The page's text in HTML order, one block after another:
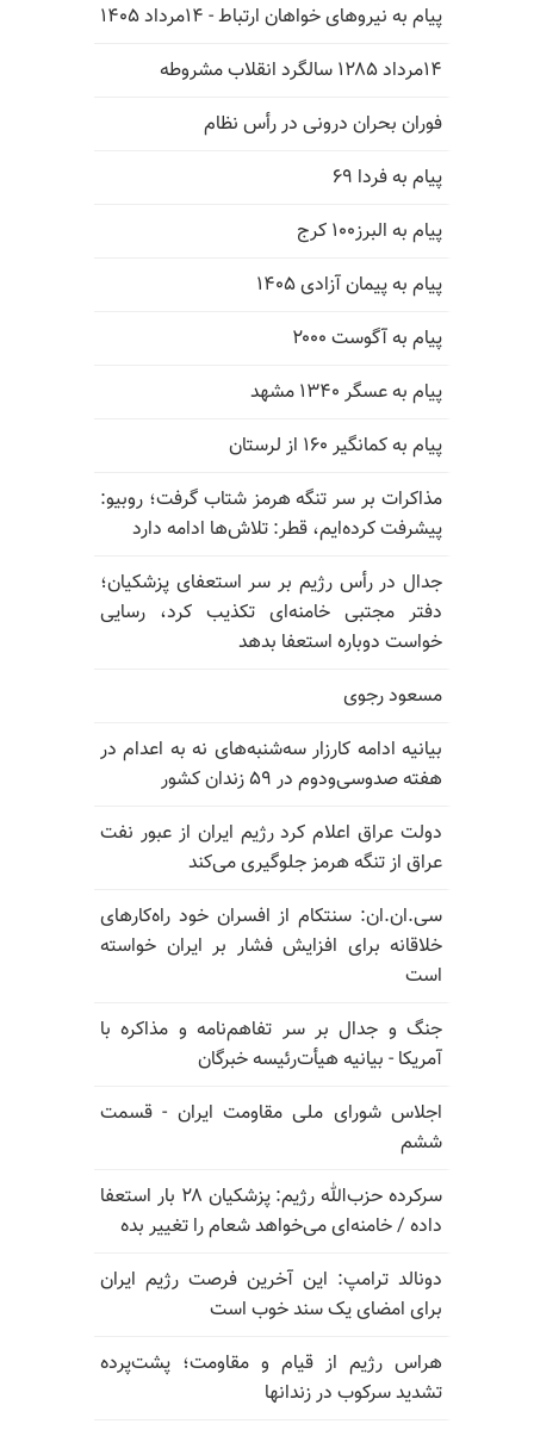
پیام به نیروهای خواهان ارتباط - ۱۴مرداد ۱۴۰۵
۱۴مرداد ۱۲۸۵ سالگرد انقلاب مشروطه
فوران بحران درونی در رأس نظام
پیام به فردا ۶۹
پیام به البرز۱۰۰ کرج
پیام به پیمان آزادی ۱۴۰۵
پیام به آگوست ۲۰۰۰
پیام به عسگر ۱۳۴۰ مشهد
پیام به کمانگیر ۱۶۰ از لرستان
مذاکرات بر سر تنگه هرمز شتاب گرفت؛ روبیو:
پیشرفت کرده‌ایم، قطر: تلاش‌ها ادامه دارد
جدال در رأس رژیم بر سر استعفای پزشکیان؛
دفتر مجتبی خامنه‌ای تکذیب کرد، رسایی
خواست دوباره استعفا بدهد
مسعود رجوی
بیانیه ادامه کارزار سه‌شنبه‌های نه به اعدام در
هفته صدوسی‌و‌دوم در ۵۹ زندان کشور
دولت عراق اعلام کرد رژیم ایران از عبور نفت
عراق از تنگه هرمز جلوگیری می‌کند
سی.ان.ان: سنتکام از افسران خود راه‌کارهای
خلاقانه برای افزایش فشار بر ایران خواسته
است
جنگ و جدال بر سر تفاهم‌نامه و مذاکره با
آمریکا - بیانیه هیأت‌رئیسه خبرگان
اجلاس شورای ملی مقاومت ایران - قسمت
ششم
سرکرده حزب‌الله رژیم: پزشکیان ۲۸ بار استعفا
داده / خامنه‌ای می‌خواهد شعام را تغییر بده
دونالد ترامپ: این آخرین فرصت رژیم ایران
برای امضای یک سند خوب است
هراس رژیم از قیام و مقاومت؛ پشت‌پرده
تشدید سرکوب در زندانها